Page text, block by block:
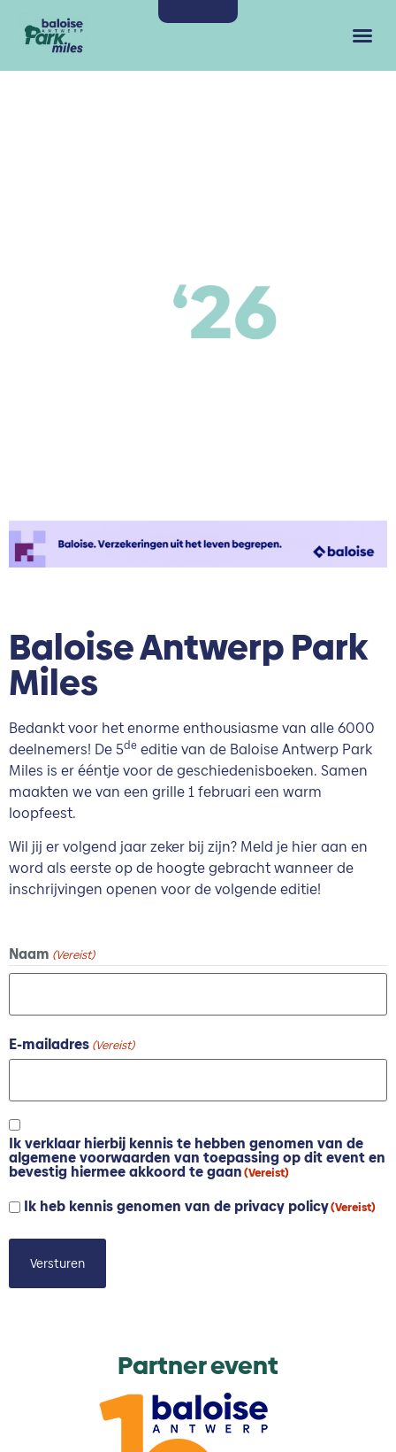
Baloise Antwerp Park
Miles
Bedankt voor het enorme enthousiasme van alle 6000
deelnemers! De 5de editie van de Baloise Antwerp Park
Miles is er ééntje voor de geschiedenisboeken. Samen
maakten we van een grille 1 februari een warm
loopfeest.
Wil jij er volgend jaar zeker bij zijn? Meld je hier aan en
word als eerste op de hoogte gebracht wanneer de
inschrijvingen openen voor de volgende editie!
Naam (Vereist)
E-mailadres (Vereist)
Algemene
voorwaarden
(Vereist)
Ik verklaar hierbij kennis te hebben genomen van de
algemene voorwaarden van toepassing op dit event en
bevestig hiermee akkoord te gaan(Vereist)
Privacy
Ik heb kennis genomen van de privacy policy(Vereist)
Partner event